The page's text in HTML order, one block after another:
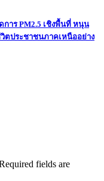
าร PM2.5 เชิงพื้นที่ หนุน
ตประชาชนภาคเหนืออย่าง
fields are